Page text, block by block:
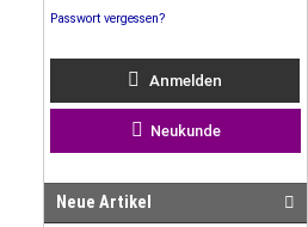
Passwort vergessen?
Anmelden
Neukunde
Neue Artikel